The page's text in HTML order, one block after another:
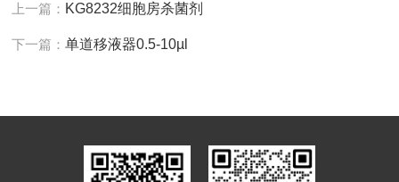
上一篇： KG8232细胞房杀菌剂
下一篇：单道移液器0.5-10µl